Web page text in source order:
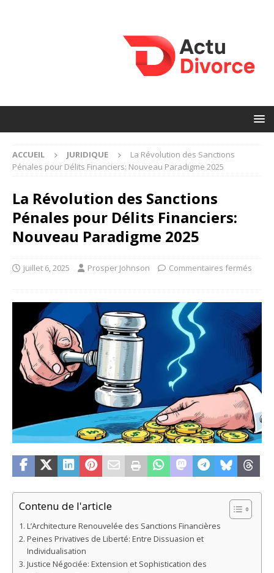
ACCUEIL JURIDIQUE
La Révolution des Sanctions
Pénales pour Délits Financiers: Nouveau Paradigme 2025
La Révolution des Sanctions
Pénales pour Délits Financiers:
Nouveau Paradigme 2025
juillet 6, 2025 Prosper Johnson Commentaires fermés
Contenu de l'article
L’Architecture Renouvelée des Sanctions Financières
Peines Privatives de Liberté: Entre Dissuasion et
Individualisation
Justice Négociée: Extension et Sophistication des